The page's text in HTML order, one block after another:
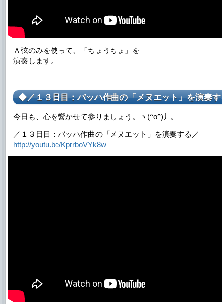
Ａ弦のみを使って、「ちょうちょ」を
演奏します。
◆／１３日目：バッハ作曲の「メヌエット」を演奏す
今日も、心を響かせて参りましょう。ヽ(^o^)丿。
／１３日目：バッハ作曲の「メヌエット」を演奏する／
http://youtu.be/KprrboVYk8w